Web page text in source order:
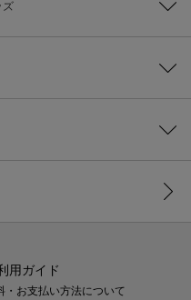
ズ
用ガイド
・お支払い方法について